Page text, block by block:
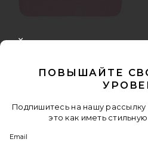
БОЛЬШОЙ КЛАЧ LARGE POUCH
ПОВЫШАЙТЕ
Подпишитесь на нашу рассылку
это как иметь
Email